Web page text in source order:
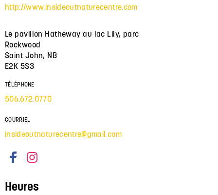
http://www.insideoutnaturecentre.com
Le pavillon Hatheway au lac Lily, parc
Rockwood
Saint John, NB
E2K 5S3
TÉLÉPHONE
506.672.0770
COURRIEL
insideoutnaturecentre@gmail.com
Heures